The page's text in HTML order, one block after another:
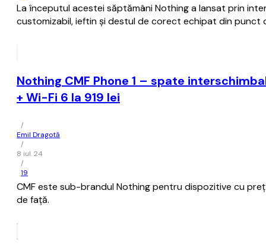
La începutul acestei săptămâni Nothing a lansat prin
customizabil, ieftin şi destul de corect echipat din punct
Nothing CMF Phone 1 – spate
+ Wi-Fi 6 la 919 lei
/
Emil Dragotă
/
8 iul. 24
/
19
CMF este sub-brandul Nothing pentru dispozitive cu
de față.